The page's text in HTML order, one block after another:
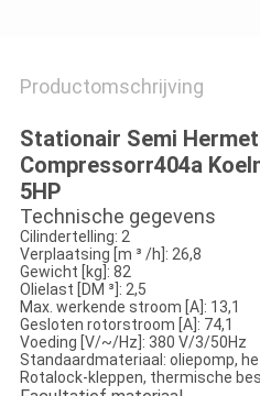
Productomschrijving
Stationair Semi
Compressorr404a
5HP
Technische gegevens
Cilindertelling: 2
Verplaatsing [m ³ /h]: 26,8
Gewicht [kg]: 82
Olielast [DM ³]: 2,5
Max. werkende stroom [A]: 13,1
Gesloten rotorstroom [A]: 74,1
Voeding [V/~/Hz]: 380 V/3/50Hz
Standaardmateriaal: oliepomp,
Rotalock-kleppen, thermische